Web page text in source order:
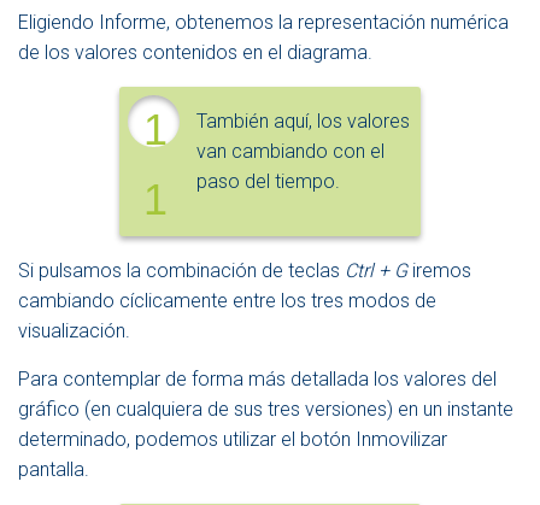
Eligiendo Informe, obtenemos la representación numérica
de los valores contenidos en el diagrama.
1
1
También aquí, los valores
van cambiando con el
paso del tiempo.
Si pulsamos la combinación de teclas Ctrl + Giremos
cambiando cíclicamente entre los tres modos de
visualización.
Para contemplar de forma más detallada los valores del
gráfico (en cualquiera de sus tres versiones) en un instante
determinado, podemos utilizar el botón Inmovilizar
pantalla.